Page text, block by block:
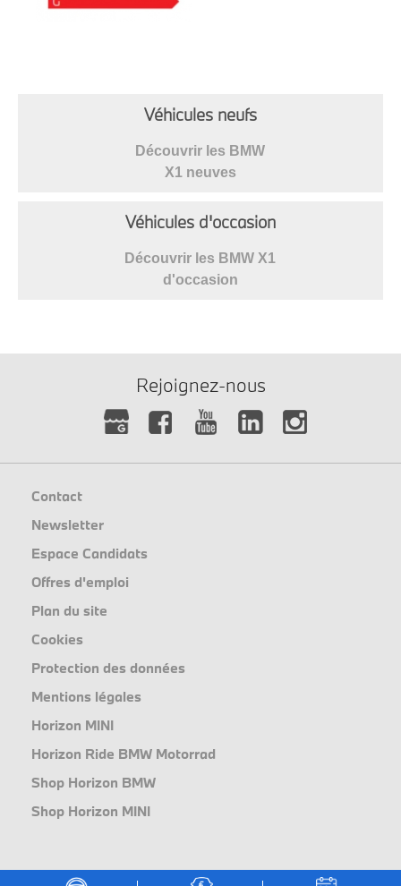
Véhicules neufs
Découvrir les BMW
X1 neuves
Véhicules d'occasion
Découvrir les BMW X1
d'occasion
Rejoignez-nous
Contact
Newsletter
Espace Candidats
Offres d'emploi
Plan du site
Cookies
Protection des données
Mentions légales
Horizon MINI
Horizon Ride BMW Motorrad
Shop Horizon BMW
Shop Horizon MINI